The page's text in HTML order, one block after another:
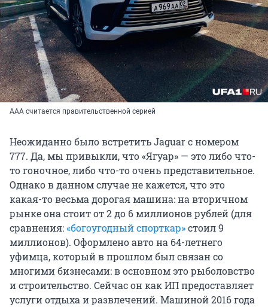
ААА считается правительственной серией
Неожиданно было встретить Jaguar с номером
777. Да, мы привыкли, что «Ягуар» — это либо что-
то гоночное, либо что-то очень представительное.
Однако в данном случае не кажется, что это
какая-то весьма дорогая машина: на вторичном
рынке она стоит от 2 до 6 миллионов рублей (для
сравнения:«богоугодный спорткар»стоил 9
миллионов). Оформлено авто на 64-летнего
уфимца, который в прошлом был связан со
многими бизнесами: в основном это рыболовство
и строительство. Сейчас он как ИП предоставляет
услуги отдыха и развлечений. Машиной 2016 года